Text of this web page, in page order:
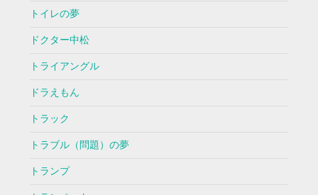
トイレの夢
ドクター中松
トライアングル
ドラえもん
トラック
トラブル（問題）の夢
トランプ